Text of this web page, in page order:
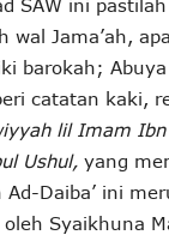
SAW ini
wal Jama’ah,
barokah;
catatan kaki,
lil Imam Ibn
Ushul, yang
Daiba’ ini
Syaikhuna